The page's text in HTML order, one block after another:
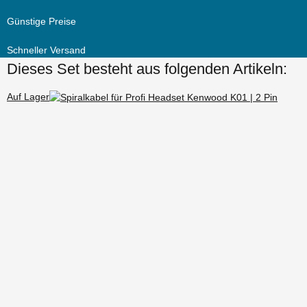
Günstige Preise
Schneller Versand
Dieses Set besteht aus folgenden Artikeln:
Auf Lager